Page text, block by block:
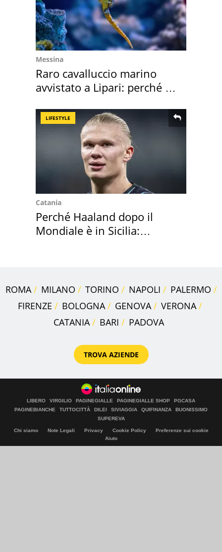
Messina
Raro cavalluccio marino
avvistato a Lipari: perché è
LIFESTYLE
Catania
Perché Haaland dopo il
Mondiale è in Sicilia:
ROMA MILANO TORINO NAPOLI
PALERMO
FIRENZE
BOLOGNA GENOVA
VERONA
CATANIA
BARI PADOVA
TROVA AZIENDE
LIBERO VIRGILIO PAGINEGIALLE PAGINEGIALLE SHOP
PGCASA
PAGINEBIANCHE
TUTTOCITTÀ DILEI SIVIAGGIA QUIFINANZA
BUONISSIMO
SUPEREVA
Chi siamo Note Legali Privacy Cookie Policy
Preferenze sui cookie
Aiuto